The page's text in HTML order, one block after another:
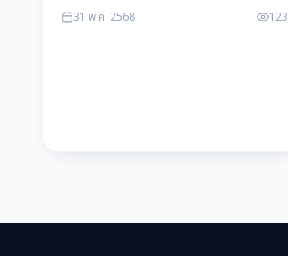
คอมมิชชั่น สมัครงานได้ทันที ข้อมูลโดย แม่สอด
ดาต้า maesotdata
31 พ.ค. 2568 123